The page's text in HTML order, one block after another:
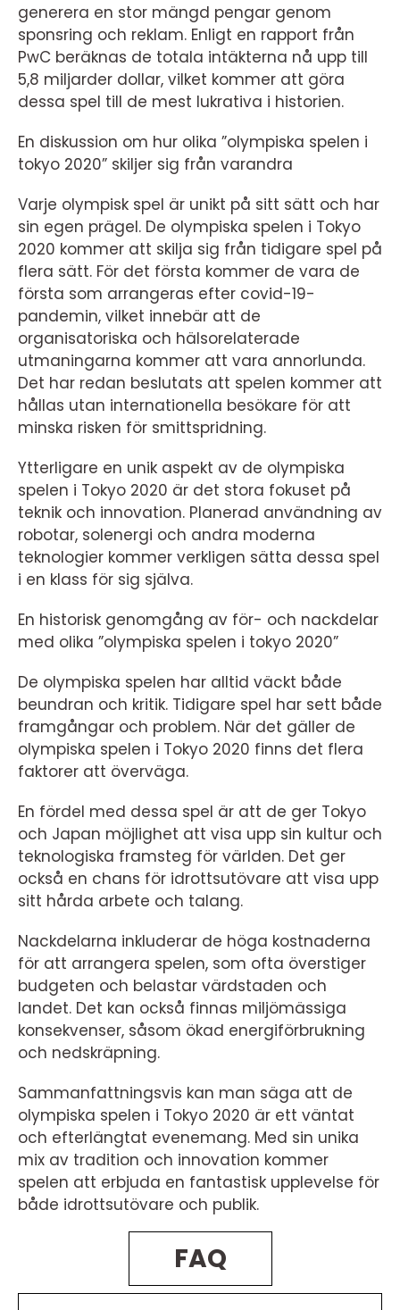
generera en stor mängd pengar genom
sponsring och reklam. Enligt en rapport från
PwC beräknas de totala intäkterna nå upp till
5,8 miljarder dollar, vilket kommer att göra
dessa spel till de mest lukrativa i historien.
En diskussion om hur olika ”olympiska spelen i
tokyo 2020” skiljer sig från varandra
Varje olympisk spel är unikt på sitt sätt och har
sin egen prägel. De olympiska spelen i Tokyo
2020 kommer att skilja sig från tidigare spel på
flera sätt. För det första kommer de vara de
första som arrangeras efter covid-19-
pandemin, vilket innebär att de
organisatoriska och hälsorelaterade
utmaningarna kommer att vara annorlunda.
Det har redan beslutats att spelen kommer att
hållas utan internationella besökare för att
minska risken för smittspridning.
Ytterligare en unik aspekt av de olympiska
spelen i Tokyo 2020 är det stora fokuset på
teknik och innovation. Planerad användning av
robotar, solenergi och andra moderna
teknologier kommer verkligen sätta dessa spel
i en klass för sig själva.
En historisk genomgång av för- och nackdelar
med olika ”olympiska spelen i tokyo 2020”
De olympiska spelen har alltid väckt både
beundran och kritik. Tidigare spel har sett både
framgångar och problem. När det gäller de
olympiska spelen i Tokyo 2020 finns det flera
faktorer att överväga.
En fördel med dessa spel är att de ger Tokyo
och Japan möjlighet att visa upp sin kultur och
teknologiska framsteg för världen. Det ger
också en chans för idrottsutövare att visa upp
sitt hårda arbete och talang.
Nackdelarna inkluderar de höga kostnaderna
för att arrangera spelen, som ofta överstiger
budgeten och belastar värdstaden och
landet. Det kan också finnas miljömässiga
konsekvenser, såsom ökad energiförbrukning
och nedskräpning.
Sammanfattningsvis kan man säga att de
olympiska spelen i Tokyo 2020 är ett väntat
och efterlängtat evenemang. Med sin unika
mix av tradition och innovation kommer
spelen att erbjuda en fantastisk upplevelse för
både idrottsutövare och publik.
FAQ